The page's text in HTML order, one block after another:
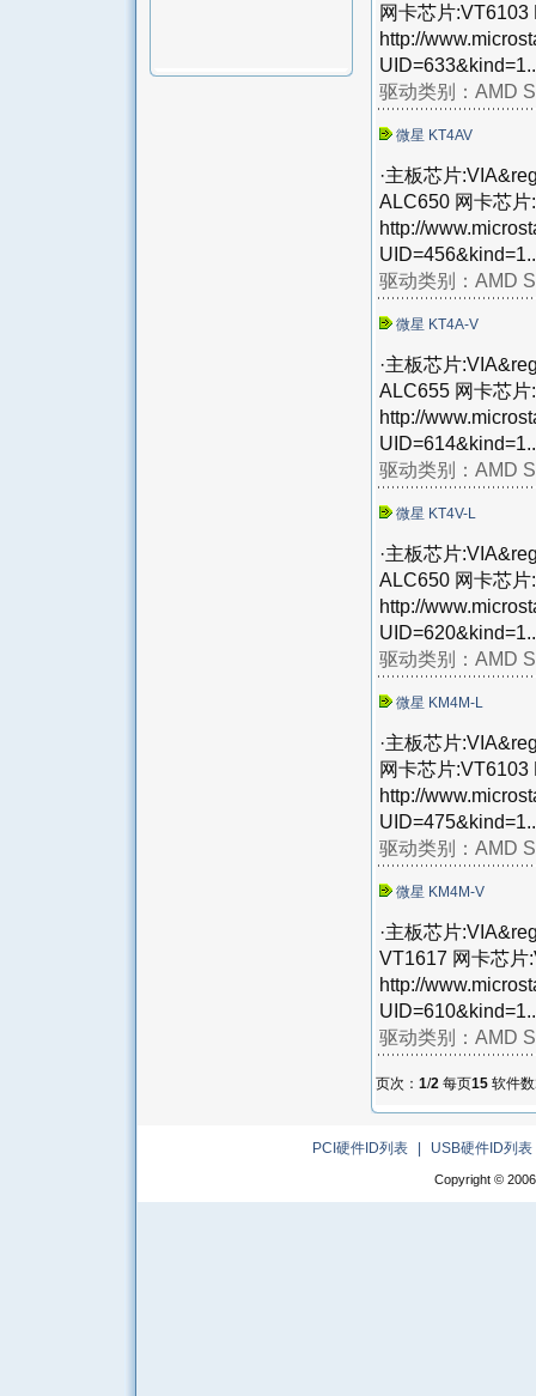
网卡芯片:VT6103
http://
驱动类别： AMD
微星 KT4AV
·主板芯片
ALC650 网卡芯
http://
驱动类别： AMD
微星 KT4A-V
·主板芯片
ALC655 网卡芯
http://
驱动类别： AMD
微星 KT4V-L
·主板芯片
ALC650 网卡芯
http://
驱动类别： AMD
微星 KM4M-L
·主板芯片
网卡芯片:VT6103
http://
驱动类别： AMD
微星 KM4M-V
·主板芯片
VT1617 网卡芯片
http://
驱动类别： AMD
页次： 1/2 每页15 软件数
PCI硬件ID列表 USB硬件ID列表
Copyright ©